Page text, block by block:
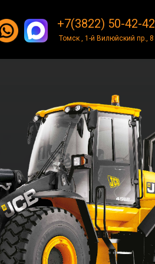
+7(3822) 50-42-42
Томск , 1-й Вилюйский пр., 8
+7(3822) 50-42-42